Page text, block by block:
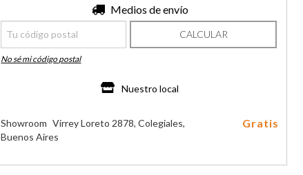
Medios de envío
CALCULAR
No sé mi código postal
Nuestro local
Showroom Virrey Loreto 2878, Colegiales,
Buenos Aires
Gratis